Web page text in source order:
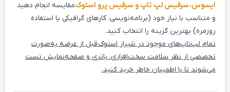
ایسوس،سرفیس لپ تاپ و سرفیس پرو استوکمقایسه انجام دهید
و متناسب با نیاز خود (برنامه‌نویسی، کارهای گرافیکی یا استفاده
روزمره) بهترین گزینه را انتخاب کنید.
تمام لپ‌تاپ‌های موجود در شیراز استوک قبل از عرضه به‌صورت
تخصصی از نظر سلامت سخت‌افزاری، باتری و صفحه‌نمایش تست
می‌شوند تا با اطمینان خاطر خرید کنید.